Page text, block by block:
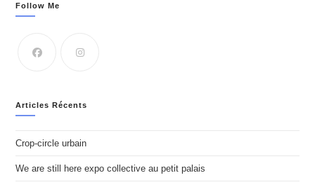
Follow Me
Articles Récents
Crop-circle urbain
We are still here expo collective au petit palais